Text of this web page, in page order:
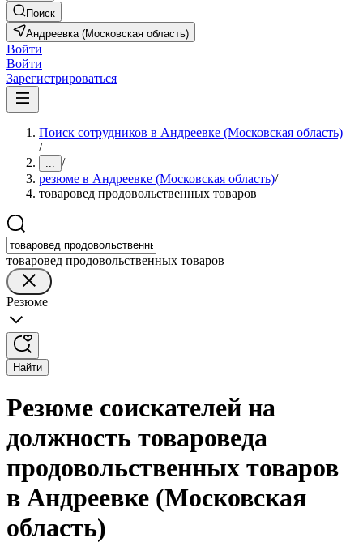
Поиск
Андреевка (Московская область)
Войти
Войти
Зарегистрироваться
Поиск сотрудников в Андреевке (Московская область)
/
... /
резюме в Андреевке (Московская область)/
товаровед продовольственных товаров
товаровед продовольственных товаров
Резюме
Найти
Резюме соискателей на
должность товароведа
продовольственных товаров
в Андреевке (Московская
область)